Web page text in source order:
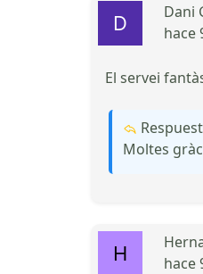
Dani
hace
El servei
Moltes
hace